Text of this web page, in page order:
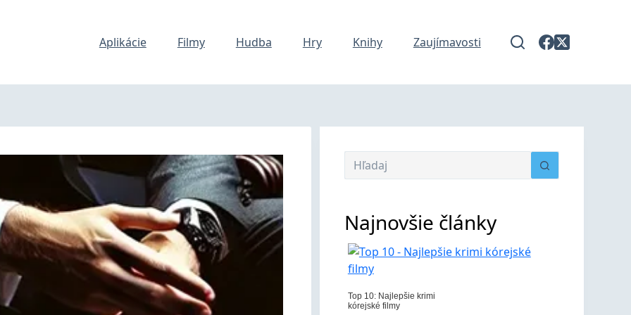
Aplikácie Filmy Hudba Hry Knihy Zaujímavosti
Najnovšie články
Top 10: Najlepšie krimi
kórejské filmy